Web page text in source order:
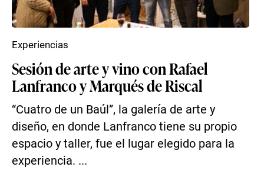
Sesión de arte y vino con Rafael
Lanfranco y Marqués de Riscal
“Cuatro de un Baúl”, la galería de arte y
diseño, en donde Lanfranco tiene su propio
espacio y taller, fue el lugar elegido para la
experiencia. ...
Experiencias